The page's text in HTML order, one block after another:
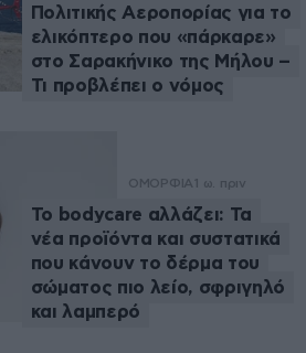
Πολιτικής Αεροπορίας για το
ελικόπτερο που «πάρκαρε»
στο Σαρακήνικο της Μήλου –
Τι προβλέπει ο νόμος
ΟΜΟΡΦΙΑ 1 ω. πριν
Το bodycare αλλάζει: Τα
νέα προϊόντα και συστατικά
που κάνουν το δέρμα του
σώματος πιο λείο, σφριγηλό
και λαμπερό